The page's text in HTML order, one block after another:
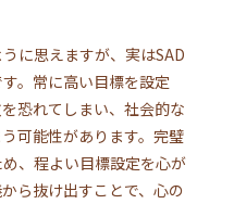
に思えますが、実はSAD
。常に高い目標を設定
恐れてしまい、社会的な
可能性があります。完璧
、程よい目標設定を心が
ら抜け出すことで、心の